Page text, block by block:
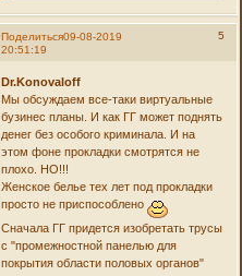
Поделиться 5
09-08-2019
20:51:19
Dr.Konovaloff
Мы обсуждаем все-таки виртуальные
бузинес планы. И как ГГ может поднять
денег без особого криминала. И на
этом фоне прокладки смотрятся не
плохо. НО!!!
Женское белье тех лет под прокладки
просто не приспособлено
Сначала ГГ придется изобретать трусы
с "промежностной панелью для
покрытия области половых органов"